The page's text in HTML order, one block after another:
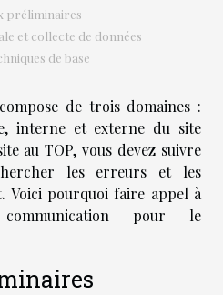
préliminaires
et collecte de données
de base
de trois domaines :
interne et externe du site
au TOP, vous devez suivre
les erreurs et les
Voici pourquoi faire appel à
pour le